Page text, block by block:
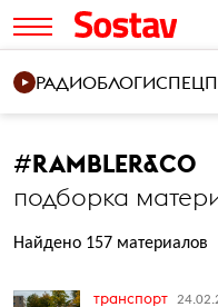
РАДИОБЛОГИ
#RAMBLER&CO
подборка
Найдено 157 материалов
транспорт